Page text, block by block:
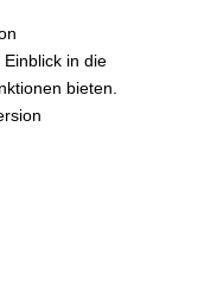
in die
bieten.